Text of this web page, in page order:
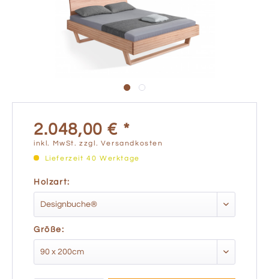
2.048,00 € *
inkl. MwSt.zzgl. Versandkosten
Lieferzeit 40 Werktage
Holzart:
Größe: